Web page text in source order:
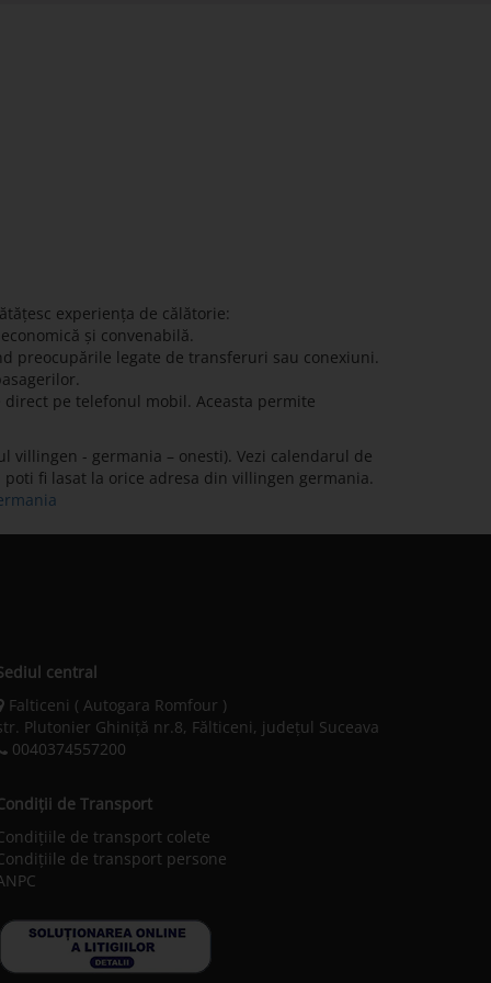
experiența de călătorie:
și convenabilă.
preocupările legate de transferuri sau conexiuni.
pe telefonul mobil. Aceasta permite
- germania – onesti). Vezi calendarul de
fi lasat la orice adresa din villingen germania.
central
Falticeni ( Autogara Romfour )
Plutonier Ghiniţă nr.8, Fălticeni, judeţul Suceava
0040374557200
de Transport
de transport colete
de transport persone